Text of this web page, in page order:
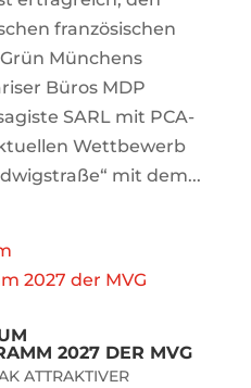
französischen
Münchens
Büros MDP
SARL mit PCA-
Wettbewerb
mit dem...
2027 DER MVG
ATTRAKTIVER